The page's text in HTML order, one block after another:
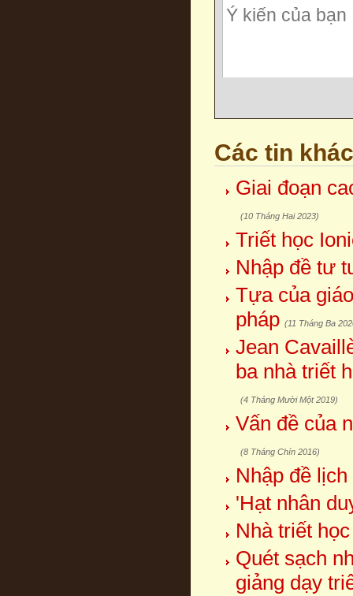
Các tin khác
Giai đoạn
(10 Tháng Hai 2023)
Triết học
Nhập đề tư
Tựa của
pháp (11 Tháng Ba
Jean
ba nhà triết
(4 Tháng Mười Một 2019)
Vấn đề của
(8 Tháng Chín 2016)
Nhập đề
'Hạt nhân
Nhà triết
Quét sạch
giảng dạy